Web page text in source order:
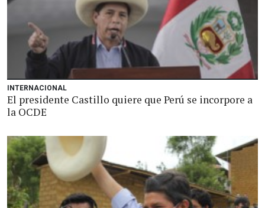
INTERNACIONAL
El presidente Castillo quiere que Perú se incorpore a
la OCDE